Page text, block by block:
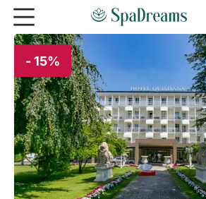
Aller au contenu principal
- 15%